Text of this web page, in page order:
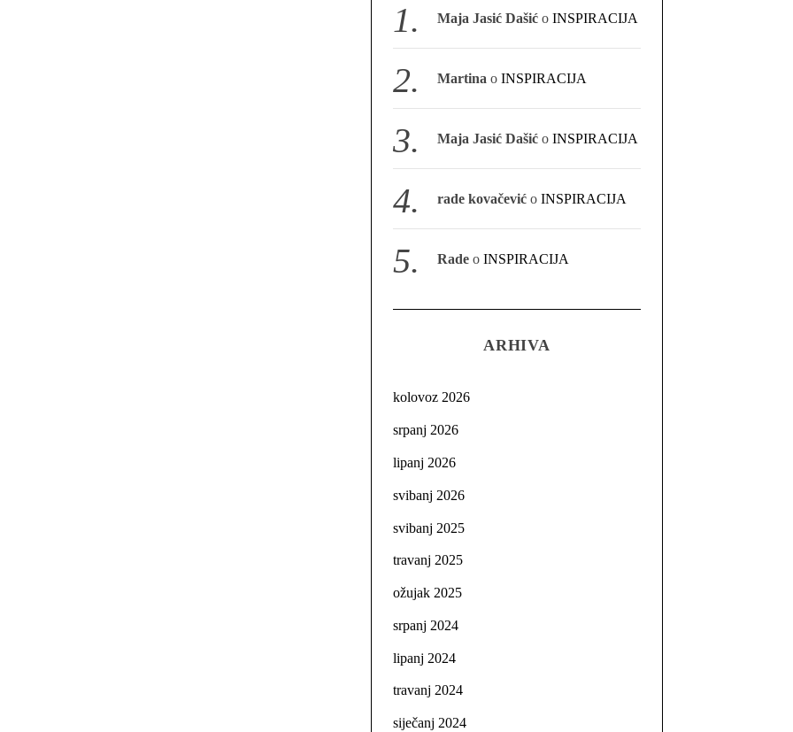
Maja Jasić Dašić oINSPIRACIJA
Martina oINSPIRACIJA
Maja Jasić Dašić oINSPIRACIJA
rade kovačević oINSPIRACIJA
Rade oINSPIRACIJA
ARHIVA
kolovoz 2026
srpanj 2026
lipanj 2026
svibanj 2026
svibanj 2025
travanj 2025
ožujak 2025
srpanj 2024
lipanj 2024
travanj 2024
siječanj 2024